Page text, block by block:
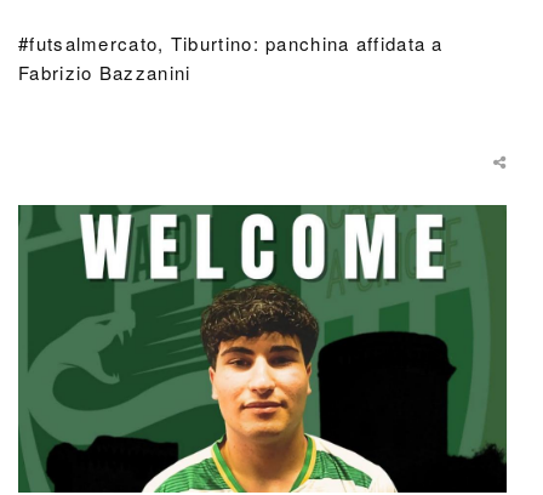
#futsalmercato, Tiburtino: panchina affidata a
Fabrizio Bazzanini